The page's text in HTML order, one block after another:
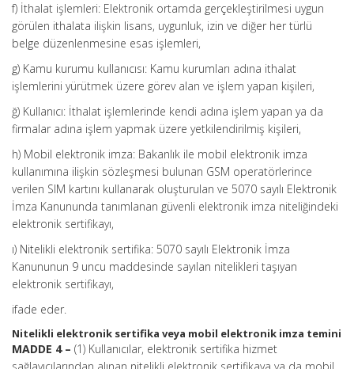
f) İthalat işlemleri: Elektronik ortamda gerçekleştirilmesi uygun
görülen ithalata ilişkin lisans, uygunluk, izin ve diğer her türlü
belge düzenlenmesine esas işlemleri,
g) Kamu kurumu kullanıcısı: Kamu kurumları adına ithalat
işlemlerini yürütmek üzere görev alan ve işlem yapan kişileri,
ğ) Kullanıcı: İthalat işlemlerinde kendi adına işlem yapan ya da
firmalar adına işlem yapmak üzere yetkilendirilmiş kişileri,
h) Mobil elektronik imza: Bakanlık ile mobil elektronik imza
kullanımına ilişkin sözleşmesi bulunan GSM operatörlerince
verilen SIM kartını kullanarak oluşturulan ve 5070 sayılı Elektronik
İmza Kanununda tanımlanan güvenli elektronik imza niteliğindeki
elektronik sertifikayı,
ı) Nitelikli elektronik sertifika: 5070 sayılı Elektronik İmza
Kanununun 9 uncu maddesinde sayılan nitelikleri taşıyan
elektronik sertifikayı,
ifade eder.
Nitelikli elektronik sertifika veya mobil elektronik imza temini
MADDE 4 – (1) Kullanıcılar, elektronik sertifika hizmet